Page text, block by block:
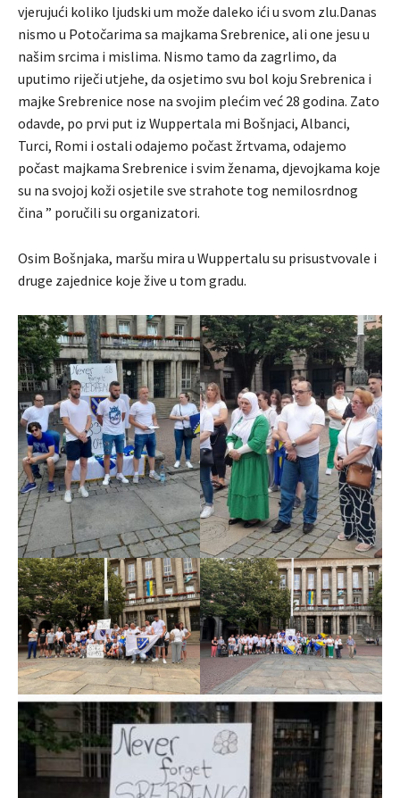
vjerujući koliko ljudski um može daleko ići u svom zlu.Danas
nismo u Potočarima sa majkama Srebrenice, ali one jesu u
našim srcima i mislima. Nismo tamo da zagrlimo, da
uputimo riječi utjehe, da osjetimo svu bol koju Srebrenica i
majke Srebrenice nose na svojim plećim već 28 godina. Zato
odavde, po prvi put iz Wuppertala mi Bošnjaci, Albanci,
Turci, Romi i ostali odajemo počast žrtvama, odajemo
počast majkama Srebrenice i svim ženama, djevojkama koje
su na svojoj koži osjetile sve strahote tog nemilosrdnog
čina ” poručili su organizatori.
Osim Bošnjaka, maršu mira u Wuppertalu su prisustvovale i
druge zajednice koje žive u tom gradu.